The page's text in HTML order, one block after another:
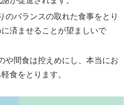
のバランスの取れた食事をとり
済ませることが望ましいで
や間食は控えめにし、本当にお
食をとります。